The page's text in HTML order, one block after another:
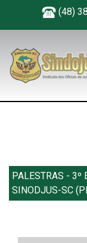
(48)
PALESTRAS - 3º
SINODJUS-SC